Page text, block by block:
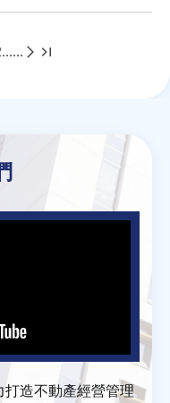
......
打造不動產經營管理